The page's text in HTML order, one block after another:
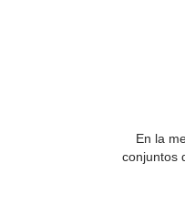
En la
conjuntos